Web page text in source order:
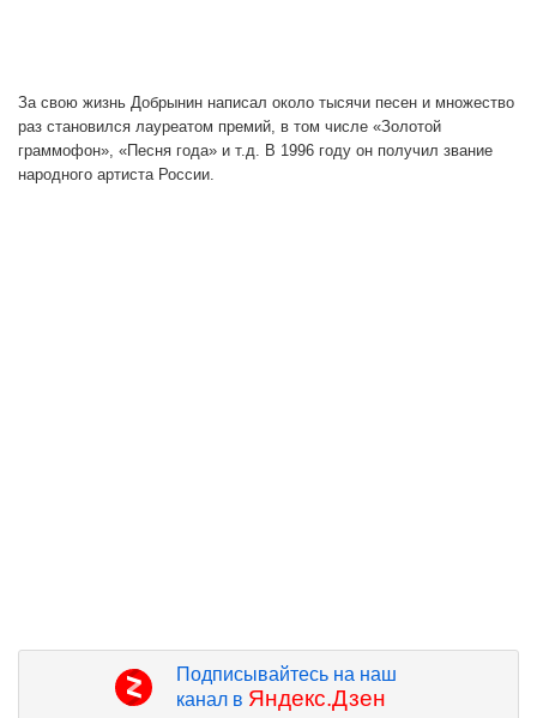
За свою жизнь Добрынин написал около тысячи песен и множество
раз становился лауреатом премий, в том числе «Золотой
граммофон», «Песня года» и т.д. В 1996 году он получил звание
народного артиста России.
Подписывайтесь на наш
канал в Яндекс.Дзен